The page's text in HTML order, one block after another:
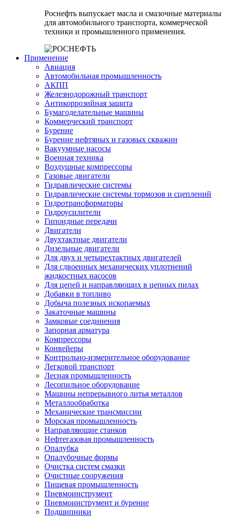
Роснефть выпускает масла и смазочные материалы
для автомобильного транспорта, коммерческой
техники и промышленного применения.
Применение
Авиация
Автомобильная промышленность
АКПП
Железнодорожный транспорт
Антикоррозийная защита
Бумагоделательные машины
Коммерческий транспорт
Бурение
Бурение нефтяных и газовых скважин
Вакуумные насосы
Военная техника
Воздушные компрессоры
Газовые двигатели
Гидравлические системы
Гидравлические системы тормозов и сцеплений
Гидротрансформаторы
Гидроусилители
Гипоидные передачи
Двигатели
Двухтактные двигатели
Дизельные двигатели
Для двух и четырехтактных двигателей
Для сдвоенных механических уплотнений
жидкостных насосов
Для цепей и направляющих в цепных пилах
Добавки в топливо
Добыча полезных ископаемых
Закаточные машины
Замковые соединения
Запорная арматура
Компрессоры
Конвейеры
Контрольно-измерительное оборудование
Легковой транспорт
Лесная промышленность
Лесопильное оборудование
Машины непрерывного литья металлов
Металлообработка
Механические трансмиссии
Морская промышленность
Направляющие станков
Нефтегазовая промышленность
Опалубка
Опалубочные формы
Очистка систем смазки
Очистные сооружения
Пищевая промышленность
Пневмоинструмент
Пневмоинструмент и бурение
Подшипники